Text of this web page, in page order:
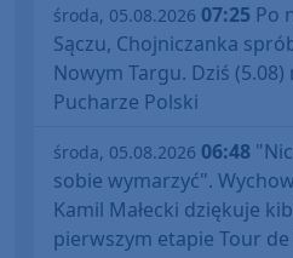
środa, 05.08.2026 07:25 Po
Sączu, Chojniczanka
Nowym Targu. Dziś
Pucharze Polski
środa, 05.08.2026 06:48
sobie wymarzyć".
Kamil Małecki dziękuje
pierwszym etapie Tour de